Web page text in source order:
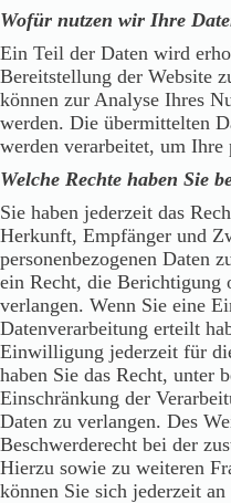
Wofür nutzen wir Ihre
Ein Teil der Daten wird
Bereitstellung der Website
können zur Analyse Ihres
werden. Die übermittelten
werden verarbeitet, um Ihre
Welche Rechte haben Sie
Sie haben jederzeit das
Herkunft, Empfänger und
personenbezogenen Daten
ein Recht, die Berichtigung
verlangen. Wenn Sie eine
Datenverarbeitung erteilt
Einwilligung jederzeit für
haben Sie das Recht, unter
Einschränkung der
Daten zu verlangen. Des
Beschwerderecht bei der
Hierzu sowie zu weiteren
können Sie sich jederzeit an